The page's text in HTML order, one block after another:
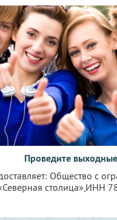
Проведите
Общество с
столица»,ИНН